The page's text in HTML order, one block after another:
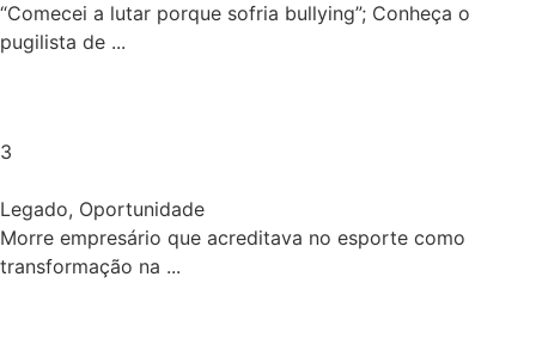
“Comecei a lutar porque sofria bullying”; Conheça o
pugilista de ...
3
Legado, Oportunidade
Morre empresário que acreditava no esporte como
transformação na ...